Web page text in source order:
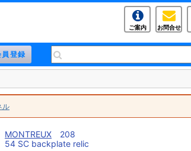
ご案内 お問合せ
ル
MONTREUX 208
54 SC backplate relic